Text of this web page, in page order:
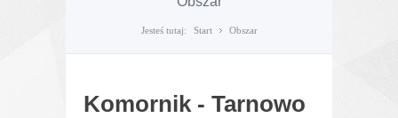
Jesteś tutaj: Start Obszar
Komornik - Tarnowo